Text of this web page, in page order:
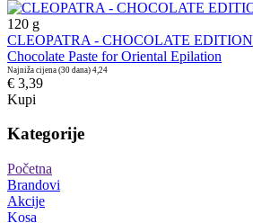
120 g
CLEOPATRA - CHOCOLATE EDITION
Chocolate Paste for Oriental Epilation
Najniža cijena (30 dana) 4,24
€ 3,39
Kupi
Kategorije
Početna
Brandovi
Akcije
Kosa